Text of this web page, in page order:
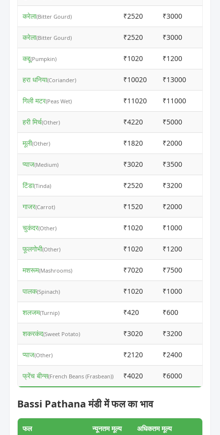
करेला(Bitter Gourd) ₹2520 ₹3000
करेला(Bitter Gourd) ₹2520 ₹3000
कद्दू(Pumpkin) ₹1020 ₹1200
हरा धनिया(Coriander) ₹10020 ₹13000
गिली मटर(Peas Wet) ₹11020 ₹11000
हरी मिर्च(Other) ₹4220 ₹5000
मूली(Other) ₹1820 ₹2000
प्याज(Medium) ₹3020 ₹3500
टिंडा(Tinda) ₹2520 ₹3200
गाजर(Carrot) ₹1520 ₹2000
चुकंदर(Other) ₹1020 ₹1000
फूलगोभी(Other) ₹1020 ₹1200
मशरूम(Mashrooms) ₹7020 ₹7500
पालक(Spinach) ₹1020 ₹1000
शलजम(Turnip) ₹420 ₹600
शकरकंद(Sweet Potato) ₹3020 ₹3200
प्याज(Other) ₹2120 ₹2400
फ्रेंच बीन्स(French Beans (Frasbean)) ₹4020 ₹6000
Bassi Pathana मंडी में फल का भाव
फल न्यूनतम मूल्य अधिकतम मूल्य